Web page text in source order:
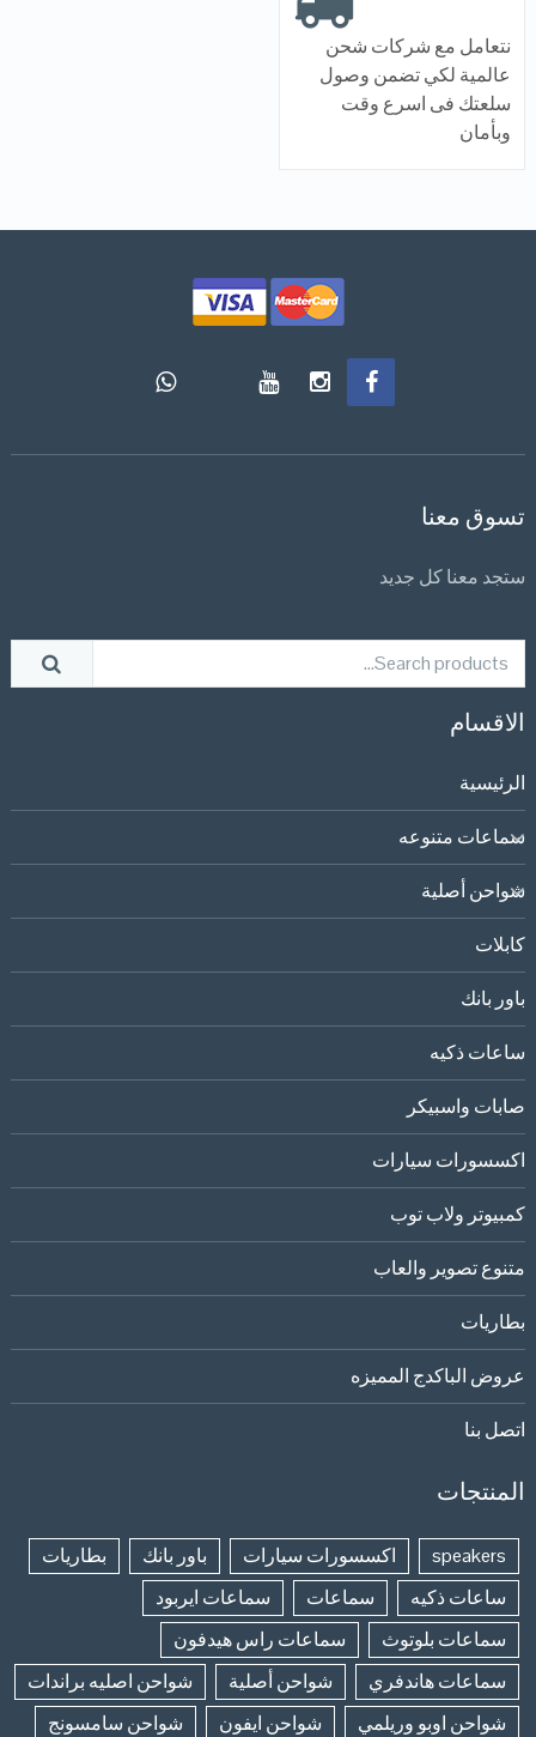
نتعامل مع شركات شحن
عالمية لكي تضمن وصول
سلعتك فى اسرع وقت
وبأمان
تسوق معنا
ستجد معنا كل جديد
الاقسام
الرئيسية
سماعات متنوعه
شواحن أصلية
كابلات
باور بانك
ساعات ذكيه
صابات واسبيكر
اكسسورات سيارات
كمبيوتر ولاب توب
متنوع تصوير والعاب
بطاريات
عروض الباكدج المميزه
اتصل بنا
المنتجات
speakers اكسسورات سيارات باور بانك
بطاريات
ساعات ذكيه
سماعات
سماعات ايربود
سماعات بلوتوث
سماعات راس هيدفون
سماعات هاندفري
شواحن أصلية
شواحن اصليه براندات
شواحن اوبو وريلمي
شواحن ايفون شواحن سامسونج